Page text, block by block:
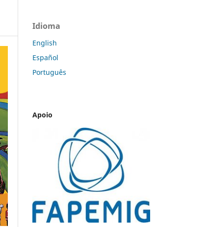
Idioma
English
Español
Português
Apoio